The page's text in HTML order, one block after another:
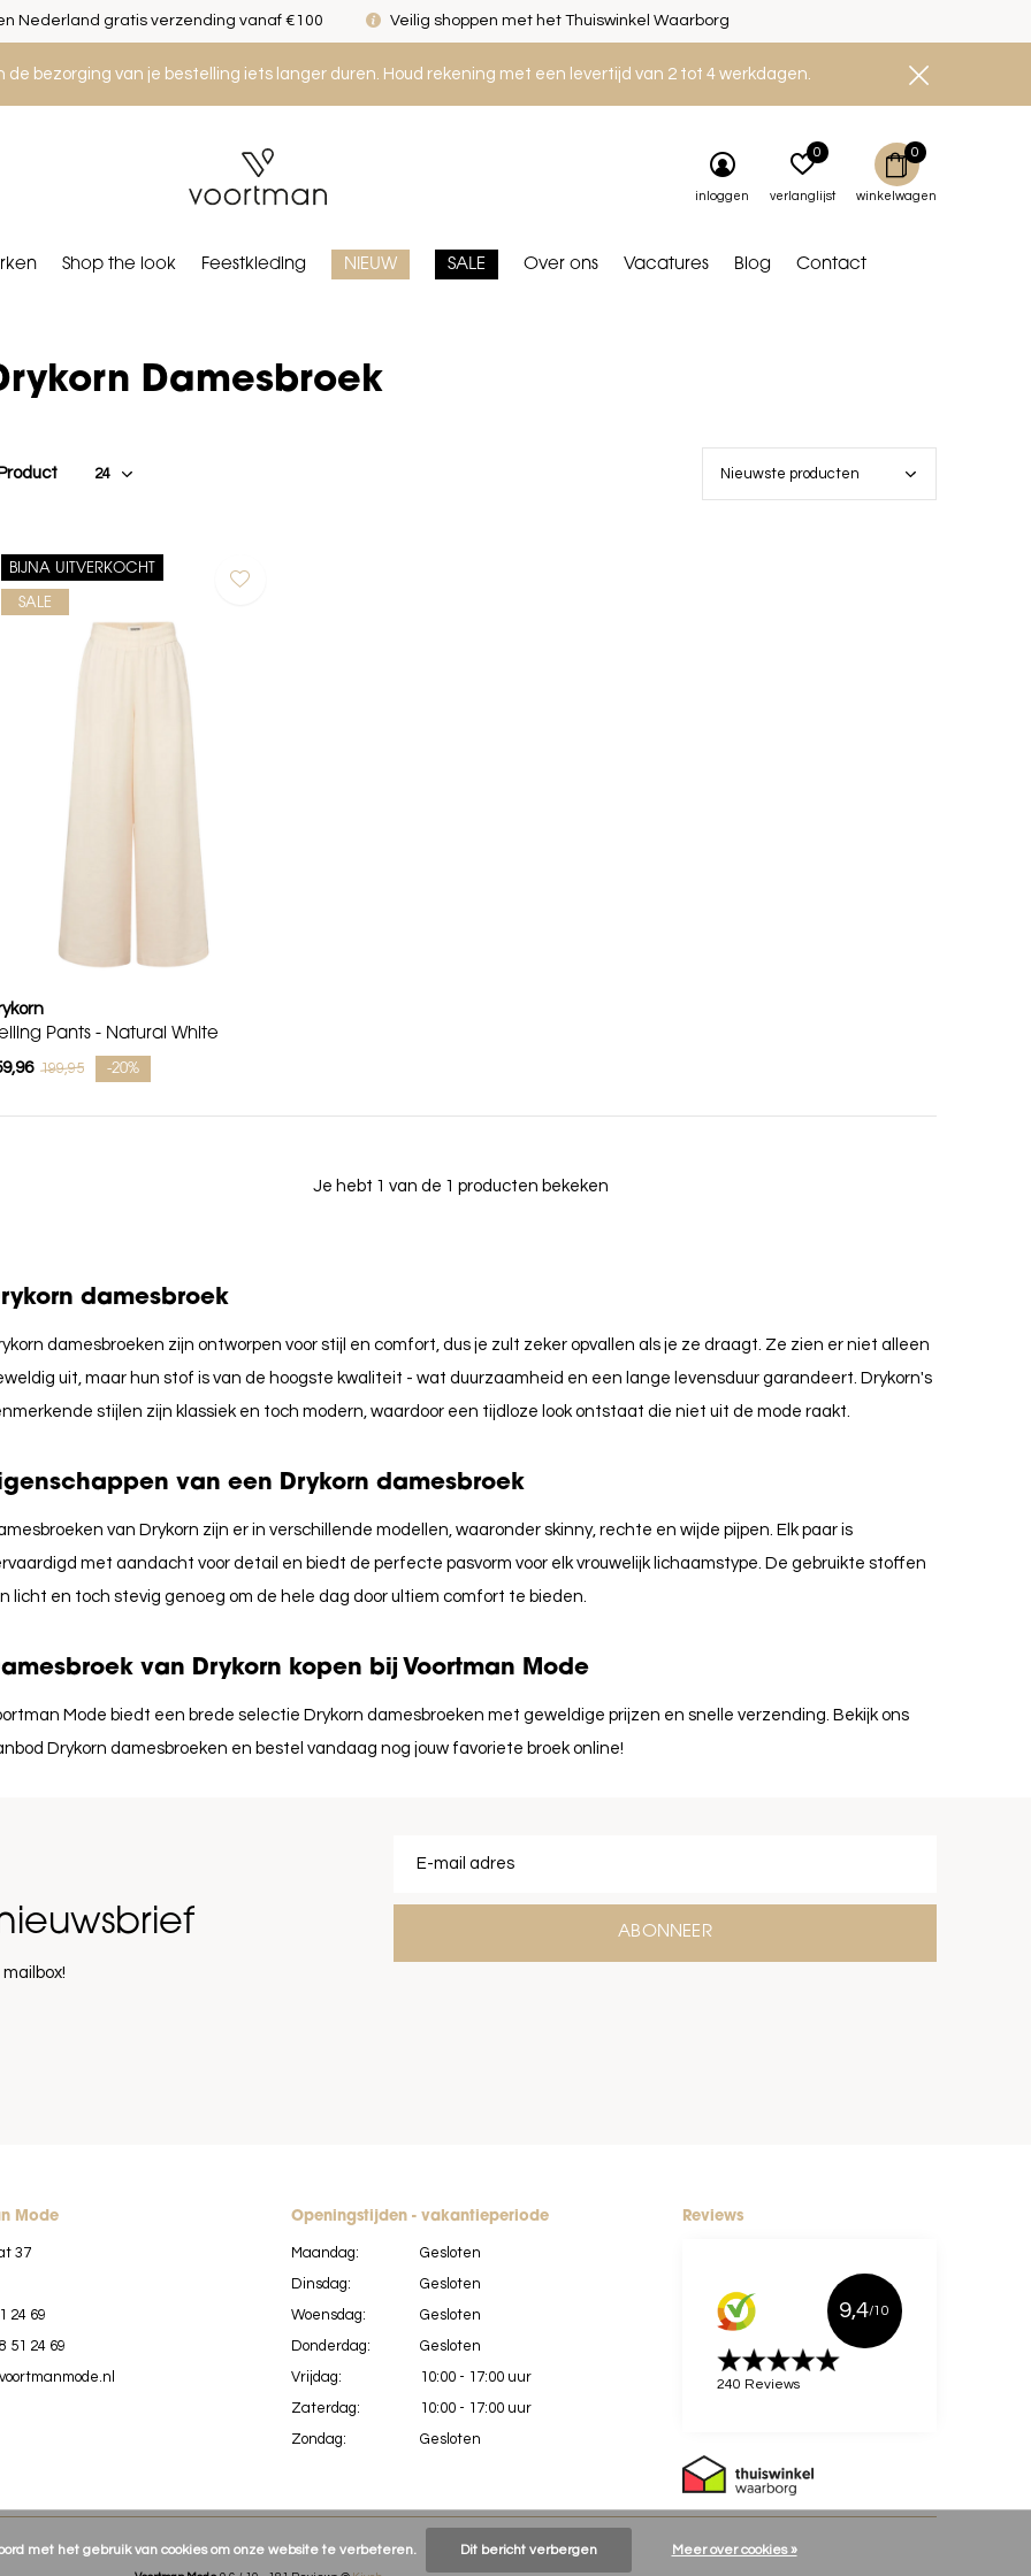
de bezorging van je bestelling iets langer duren. Houd rekening met een levertijd van 2 tot 4 werkdagen.
Shop the look Feestkleding NIEUW SALE Over ons Vacatures Blog Contact
inloggen verlanglijst
0
winkelwagen
0
Nederland gratis verzending vanaf €100 Veilig shoppen met het Thuiswinkel Waarborg
Damesbroek
BIJNA UITVERKOCHT
SALE
Pants - Natural White
199,95 -20%
Je hebt 1 van de 1 producten bekeken
damesbroek
damesbroeken zijn ontworpen voor stijl en comfort, dus je zult zeker opvallen als je ze draagt. Ze zien er niet alleen
uit, maar hun stof is van de hoogste kwaliteit - wat duurzaamheid en een lange levensduur garandeert. Drykorn's
stijlen zijn klassiek en toch modern, waardoor een tijdloze look ontstaat die niet uit de mode raakt.
van een Drykorn damesbroek
van Drykorn zijn er in verschillende modellen, waaronder skinny, rechte en wijde pijpen. Elk paar is
met aandacht voor detail en biedt de perfecte pasvorm voor elk vrouwelijk lichaamstype. De gebruikte stoffen
licht en toch stevig genoeg om de hele dag door ultiem comfort te bieden.
van Drykorn kopen bij Voortman Mode
Mode biedt een brede selectie Drykorn damesbroeken met geweldige prijzen en snelle verzending. Bekijk ons
Drykorn damesbroeken en bestel vandaag nog jouw favoriete broek online!
ABONNEER
Mode
37
24 69
51 24 69
Openingstijden - vakantieperiode
Maandag:
Dinsdag:
Woensdag:
Donderdag:
Vrijdag:
Zaterdag:
Zondag:
Gesloten
Gesloten
Gesloten
Gesloten
10:00 - 17:00 uur
10:00 - 17:00 uur
Gesloten
Reviews
9,4/10
240 Reviews
met het gebruik van cookies om onze website te verbeteren. Dit bericht verbergen Meer over cookies »